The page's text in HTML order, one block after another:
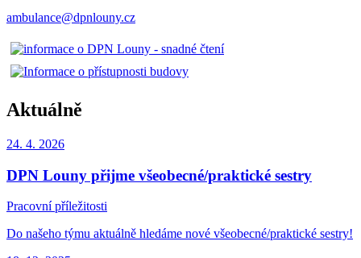
ambulance@dpnlouny.cz
Aktuálně
24. 4. 2026
DPN Louny přijme všeobecné/praktické sestry
Pracovní příležitosti
Do našeho týmu aktuálně hledáme nové všeobecné/praktické sestry!